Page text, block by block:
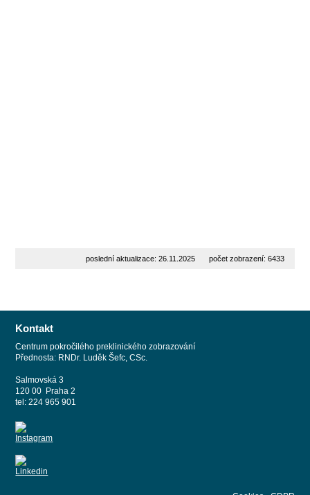
počet zobrazení: 6433
poslední aktualizace: 26.11.2025
Kontakt
Centrum pokročilého preklinického zobrazování
Přednosta: RNDr. Luděk Šefc, CSc.
Salmovská 3
120 00 Praha 2
tel: 224 965 901